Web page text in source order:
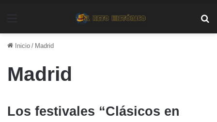
Inicio / Madrid
Madrid
Los festivales “Clásicos en